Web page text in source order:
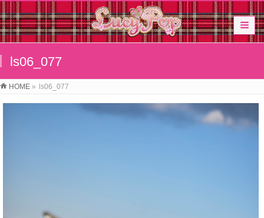
ls06_077
HOME » ls06_077